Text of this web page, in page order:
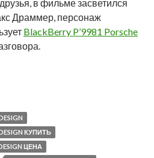
в фильме засветился
Драммер, персонаж
BlackBerry P’9981 Porsche
P’9981 Porsche Design
DESIGN КУПИТЬ
ЦЕНА